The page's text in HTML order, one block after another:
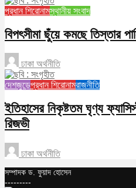
প্রধান শিরোনামস্থানীয় সংবাদ
বিপৎসীমা ছুঁয়ে কমছে তিস্তার
ঢাকা অর্থনীতি
দেশজুড়েপ্রধান শিরোনামরাজনীতি
ইতিহাসের নিকৃষ্টতম ঘৃণ্য
রিজভী
ঢাকা অর্থনীতি
সম্পাদক ড. ফুয়াদ হোসেন
---------